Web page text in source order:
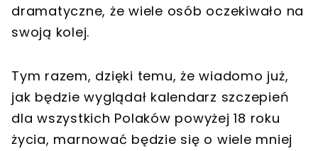
dramatyczne, że wiele osób oczekiwało na
swoją kolej.
Tym razem, dzięki temu, że wiadomo już,
jak będzie wyglądał kalendarz szczepień
dla wszystkich Polaków powyżej 18 roku
życia, marnować będzie się o wiele mniej